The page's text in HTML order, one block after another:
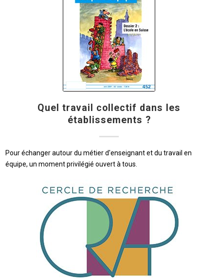
Quel travail collectif dans les
établissements ?
Pour échanger autour du métier d'enseignant et du travail en
équipe, un moment privilégié ouvert à tous.